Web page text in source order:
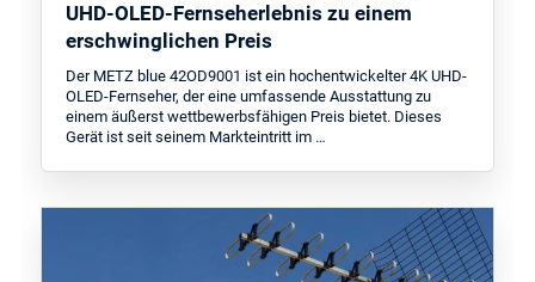
UHD-OLED-Fernseherlebnis zu einem
erschwinglichen Preis
Der METZ blue 42OD9001 ist ein hochentwickelter 4K UHD-
OLED-Fernseher, der eine umfassende Ausstattung zu
einem äußerst wettbewerbsfähigen Preis bietet. Dieses
Gerät ist seit seinem Markteintritt im …